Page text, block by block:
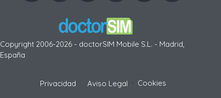
Copyright 2006-2026 - doctorSIM Mobile S.L. - Madrid,
España
Privacidad Aviso Legal Cookies